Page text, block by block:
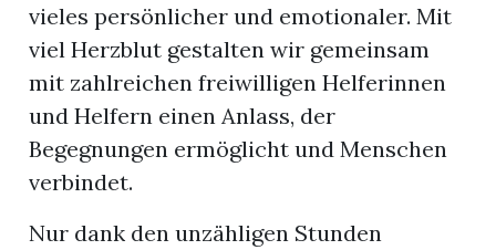
vieles persönlicher und emotionaler. Mit
viel Herzblut gestalten wir gemeinsam
mit zahlreichen freiwilligen Helferinnen
und Helfern einen Anlass, der
Begegnungen ermöglicht und Menschen
verbindet.
Nur dank den unzähligen Stunden